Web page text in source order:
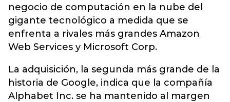
negocio de computación en la nube del
gigante tecnológico a medida que se
enfrenta a rivales más grandes Amazon
Web Services y Microsoft Corp.
La adquisición, la segunda más grande de la
historia de Google, indica que la compañía
Alphabet Inc. se ha mantenido al margen